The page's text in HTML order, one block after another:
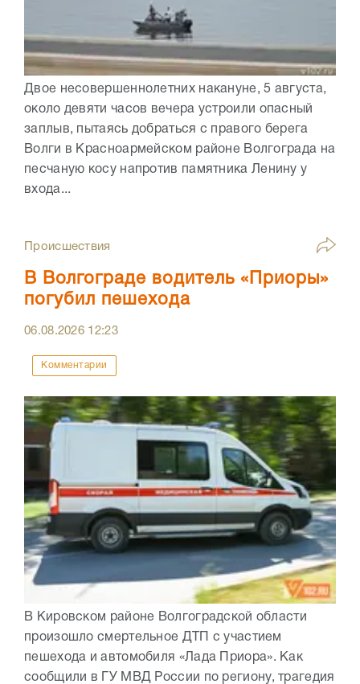
Двое несовершеннолетних накануне, 5 августа,
около девяти часов вечера устроили опасный
заплыв, пытаясь добраться с правого берега
Волги в Красноармейском районе Волгограда на
песчаную косу напротив памятника Ленину у
входа...
Происшествия
В Волгограде водитель «Приоры»
погубил пешехода
06.08.2026 12:23
Комментарии
В Кировском районе Волгоградской области
произошло смертельное ДТП с участием
пешехода и автомобиля «Лада Приора». Как
сообщили в ГУ МВД России по региону, трагедия